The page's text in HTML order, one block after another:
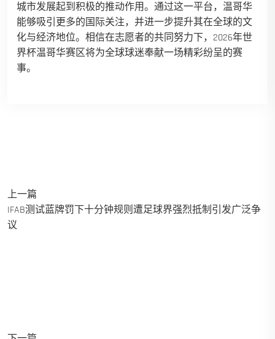
城市发展起到积极的推动作用。通过这一平台，温哥华
能够吸引更多的国际关注，并进一步提升其在全球的文
化与经济地位。相信在志愿者的共同努力下，2026年世
界杯温哥华赛区将为全球球迷奉献一场精彩纷呈的赛
事。
上一篇
IFAB测试蓝牌罚下十分钟规则遭足球界强烈抵制引发广泛争
议